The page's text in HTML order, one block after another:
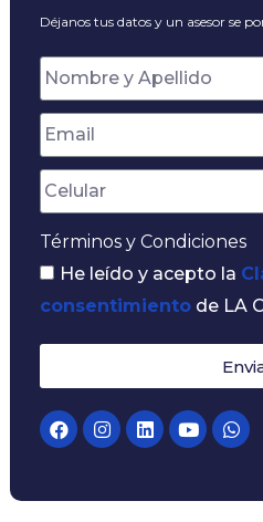
Déjanos tus datos y un asesor se
Términos y Condiciones
He leído y acepto la
consentimiento de LA